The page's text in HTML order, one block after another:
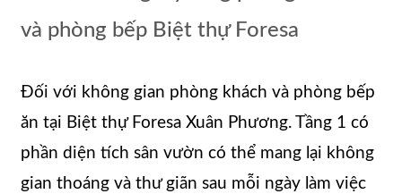
và phòng bếp Biệt thự Foresa
Đối với không gian phòng khách và phòng bếp
ăn tại Biệt thự Foresa Xuân Phương. Tầng 1 có
phần diện tích sân vườn có thể mang lại không
gian thoáng và thư giãn sau mỗi ngày làm việc